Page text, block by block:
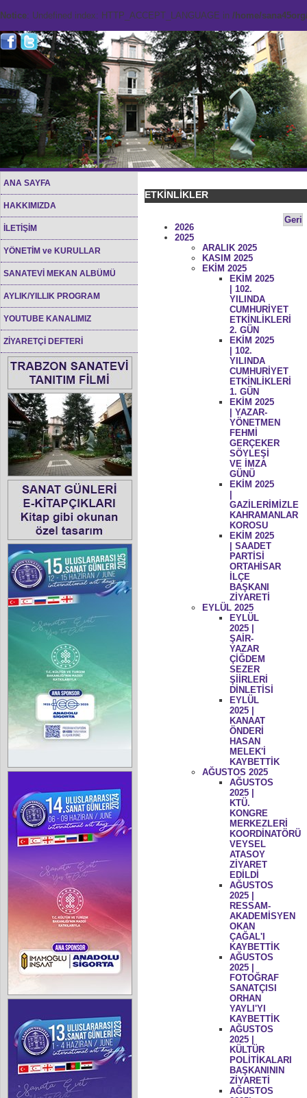
Notice: Undefined index: HTTP_ACCEPT_LANGUAGE in /home/
ANA SAYFA
HAKKIMIZDA
İLETİŞİM
YÖNETİM ve KURULLAR
SANATEVİ MEKAN ALBÜMÜ
AYLIK/YILLIK PROGRAM
YOUTUBE KANALIMIZ
ZİYARETÇİ DEFTERİ
ETKİNLİKLER
Geri
2026
2025
ARALIK 2025
KASIM 2025
EKİM 2025
EKİM 2025
| 102.
YILINDA
CUMHURİYET
ETKİNLİKLERİ
2. GÜN
EKİM 2025
| 102.
YILINDA
CUMHURİYET
ETKİNLİKLERİ
1. GÜN
EKİM 2025
| YAZAR-
YÖNETMEN
FEHMİ
GERÇEKER
SÖYLEŞİ
VE İMZA
GÜNÜ
EKİM 2025
GAZİLERİMİZLE
KAHRAMANLAR
KOROSU
EKİM 2025
| SAADET
PARTİSİ
ORTAHİSAR
İLÇE
BAŞKANI
ZİYARETİ
EYLÜL 2025
EYLÜL
2025 |
ŞAİR-
YAZAR
ÇİĞDEM
SEZER
ŞİİRLERİ
DİNLETİSİ
EYLÜL
2025 |
KANAAT
ÖNDERİ
HASAN
MELEK'İ
KAYBETTİK
AĞUSTOS 2025
AĞUSTOS
2025 |
KTÜ.
KONGRE
MERKEZLERİ
KOORDİNATÖRÜ
VEYSEL
ATASOY
ZİYARET
EDİLDİ
AĞUSTOS
2025 |
RESSAM-
AKADEMİSYEN
OKAN
ÇAĞAL'I
KAYBETTİK
AĞUSTOS
2025 |
FOTOĞRAF
SANATÇISI
ORHAN
YAYLI'YI
KAYBETTİK
AĞUSTOS
2025 |
KÜLTÜR
POLİTİKALARI
BAŞKANININ
ZİYARETİ
AĞUSTOS